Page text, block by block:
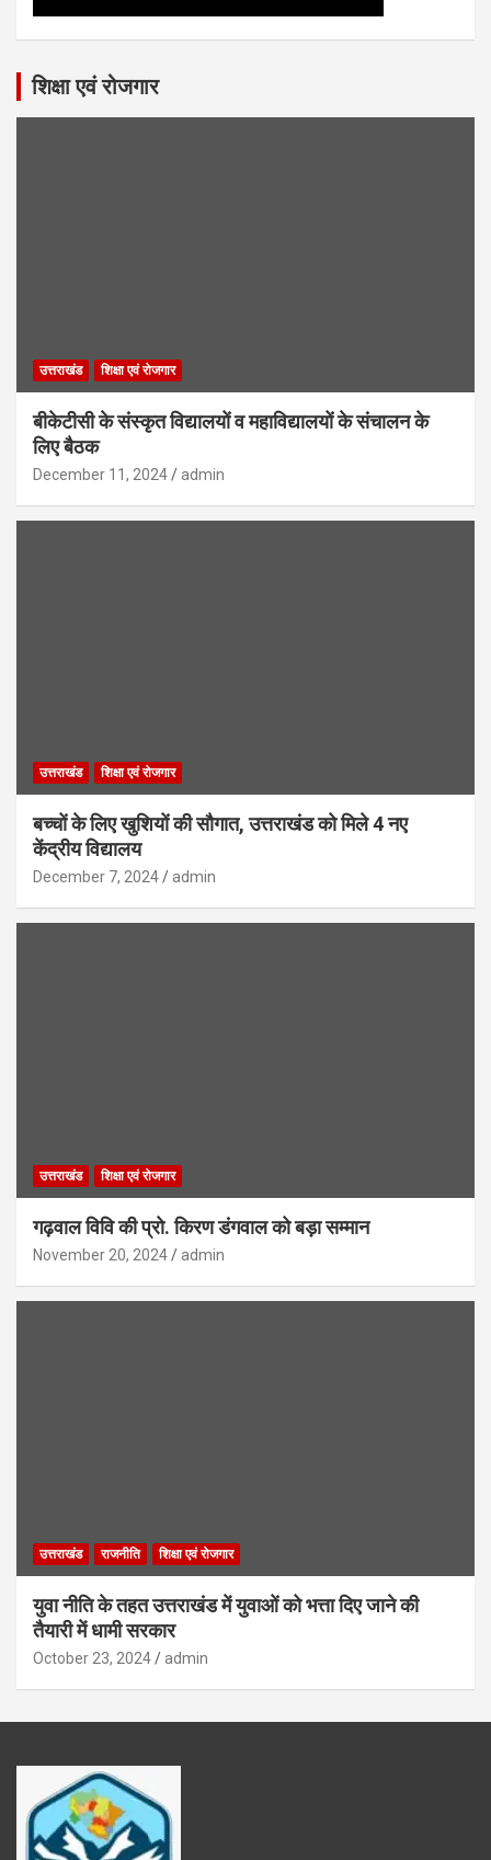
शिक्षा एवं रोजगार
उत्तराखंड शिक्षा एवं रोजगार
बीकेटीसी के संस्कृत विद्यालयों व महाविद्यालयों के संचालन के
लिए बैठक
December 11, 2024 admin
उत्तराखंड शिक्षा एवं रोजगार
बच्चों के लिए खुशियों की सौगात, उत्तराखंड को मिले 4 नए
केंद्रीय विद्यालय
December 7, 2024 admin
उत्तराखंड शिक्षा एवं रोजगार
गढ़वाल विवि की प्रो. किरण डंगवाल को बड़ा सम्मान
November 20, 2024 admin
उत्तराखंड राजनीति शिक्षा एवं रोजगार
युवा नीति के तहत उत्तराखंड में युवाओं को भत्ता दिए जाने की
तैयारी में धामी सरकार
October 23, 2024 admin